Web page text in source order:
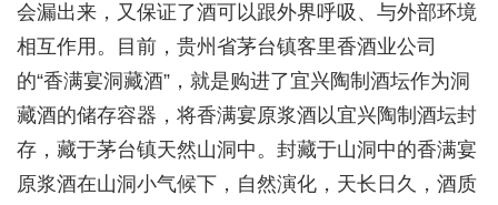
会漏出来，又保证了酒可以跟外界呼吸、与外部环境
相互作用。目前，贵州省茅台镇客里香酒业公司
的“香满宴洞藏酒”，就是购进了宜兴陶制酒坛作为洞
藏酒的储存容器，将香满宴原浆酒以宜兴陶制酒坛封
存，藏于茅台镇天然山洞中。封藏于山洞中的香满宴
原浆酒在山洞小气候下，自然演化，天长日久，酒质